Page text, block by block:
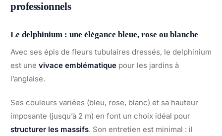
professionnels
Le delphinium : une élégance bleue, rose ou blanche
Avec ses épis de fleurs tubulaires dressés, le delphinium
est une vivace emblématique pour les jardins à
l’anglaise.
Ses couleurs variées (bleu, rose, blanc) et sa hauteur
imposante (jusqu’à 2 m) en font un choix idéal pour
structurer les massifs. Son entretien est minimal : il